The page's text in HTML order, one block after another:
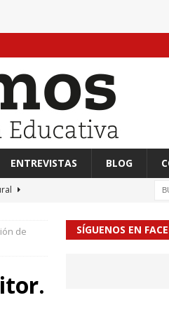
ENTREVISTAS BLOG
de
SÍGUENOS EN